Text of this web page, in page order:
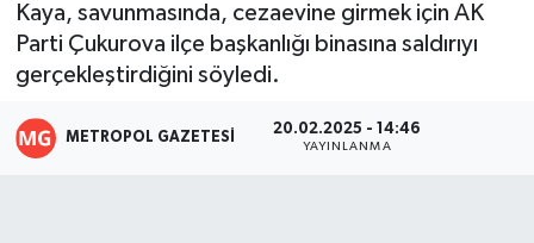
Kaya, savunmasında, cezaevine girmek için AK
Parti Çukurova ilçe başkanlığı binasına saldırıyı
gerçekleştirdiğini söyledi.
METROPOL GAZETESI 20.02.2025 - 14:46
YAYINLANMA